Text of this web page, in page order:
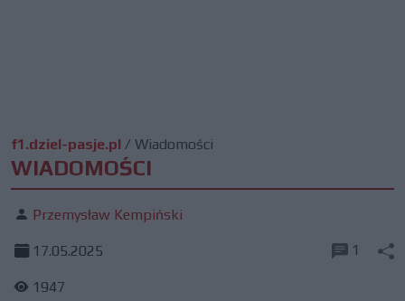
f1.dziel-pasje.pl / Wiadomości
WIADOMOŚCI
Przemysław Kempiński
17.05.2025
1947
1